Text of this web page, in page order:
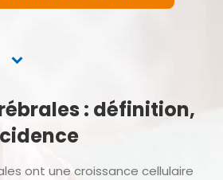
: définition,
ont une croissance cellulaire